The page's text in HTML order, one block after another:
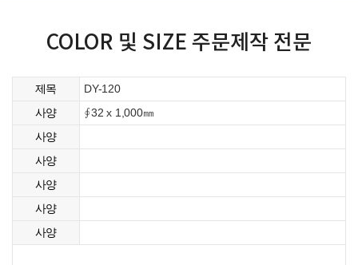
COLOR 및 SIZE 주문제작 전문
제목 DY-120
사양 ∮32 x 1,000㎜
사양
사양
사양
사양
사양